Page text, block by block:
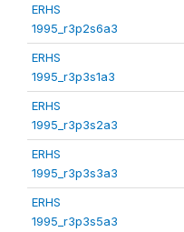
ERHS
1995_r3p2s6a3
ERHS
1995_r3p3s1a3
ERHS
1995_r3p3s2a3
ERHS
1995_r3p3s3a3
ERHS
1995_r3p3s5a3